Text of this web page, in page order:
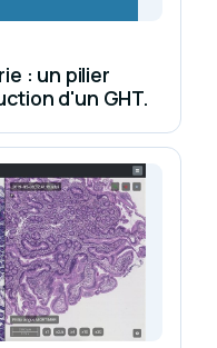
: un pilier
d'un GHT.